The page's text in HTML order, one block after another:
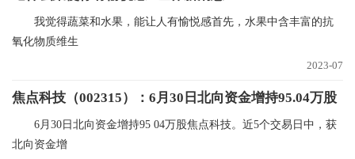
我觉得蔬菜和水果，能让人有愉悦感首先，水果中含丰富的抗
氧化物质维生
2023-07
焦点科技（002315）：6月30日北向资金增持95.04万股
6月30日北向资金增持95 04万股焦点科技。近5个交易日中，获
北向资金增